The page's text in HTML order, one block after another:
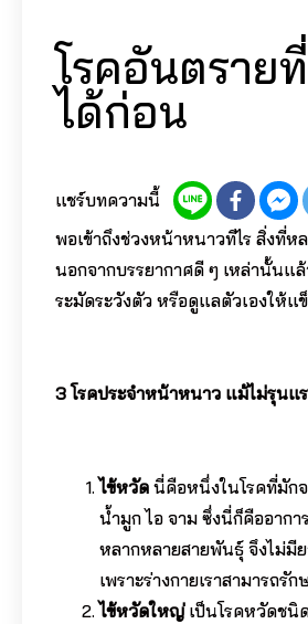
โรคอันตรา
ได้ก่อน
แชร์บทความนี้
พอเข้าถึงช่วงหน้าหนาวทีไร สิ่งที่
นอกจากบรรยากาศดี ๆ เหล่านั้นแ
ระมัดระวังตัว หรือดูแลตัวเองให้แ
3 โรคประจำหน้าหนาว แม้ไม่รุนแ
ไข้หวัด นี่คือหนึ่งในโรคที่มักจ
น้ำมูก ไอ จาม ซึ่งนี่ก็คืออากา
หลากหลายสายพันธุ์ จึงไม่มี
เพราะร่างกายเราสามารถรั
ไข้หวัดใหญ่เป็นโรคหวัดชนิ